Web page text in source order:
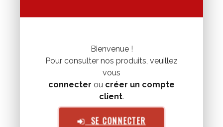
Bienvenue !
Pour consulter nos produits, veuillez
vous
connecter ou créer un compte
client.
SE CONNECTER